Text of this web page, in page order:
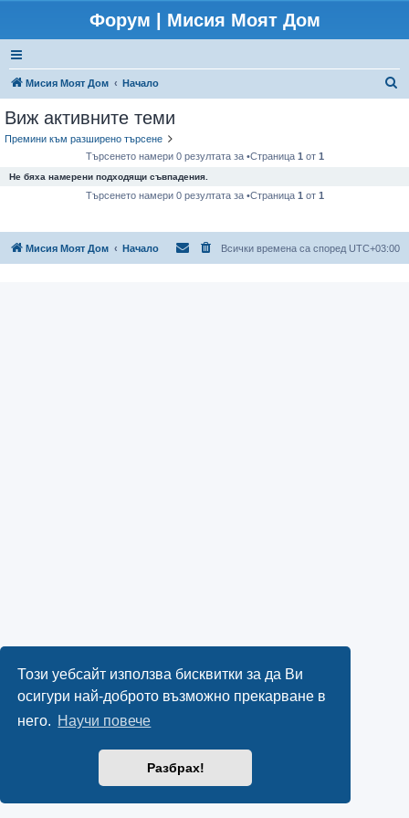
Този уебсайт използва бисквитки за да Ви
осигури най-доброто възможно прекарване в
него. Научи повече
Разбрах!
Форум | Мисия Моят Дом
Мисия Моят Дом Начало
Виж активните теми
Премини към разширено търсене
Търсенето намери 0 резултата за •Страница 1 от 1
Не бяха намерени подходящи съвпадения.
Търсенето намери 0 резултата за •Страница 1 от 1
Мисия Моят Дом Начало Всички времена са според UTC+03:00